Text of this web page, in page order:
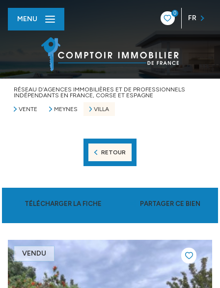
0
FR
MENU
RÉSEAU D’AGENCES IMMOBILIÈRES ET DE PROFESSIONNELS
INDÉPENDANTS EN FRANCE, CORSE ET ESPAGNE
VENTE
MEYNES VILLA
RETOUR
TÉLÉCHARGER LA FICHE PARTAGER CE BIEN
VENDU